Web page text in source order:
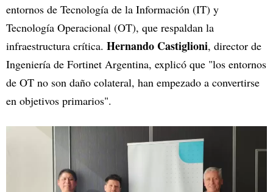
entornos de Tecnología de la Información (IT) y
Tecnología Operacional (OT), que respaldan la
infraestructura crítica. Hernando Castiglioni, director de
Ingeniería de Fortinet Argentina, explicó que "los entornos
de OT no son daño colateral, han empezado a convertirse
en objetivos primarios".